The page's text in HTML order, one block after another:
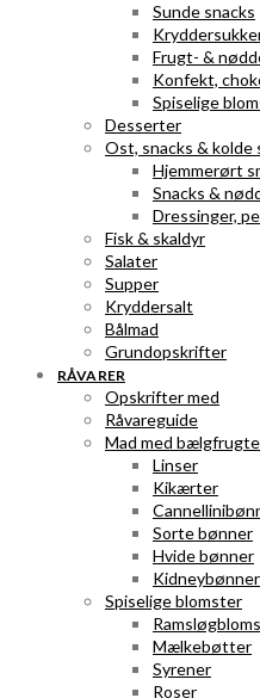
Sunde snacks
Frugt- &
Konfekt,
Spiselige
Desserter
Ost, snacks & kolde
Hjemmerørt
Snacks &
Dressinger,
Fisk & skaldyr
Salater
Supper
Kryddersalt
Bålmad
Grundopskrifter
RÅVARER
Opskrifter med
Råvareguide
Mad med
Linser
Kikærter
Sorte bønner
Hvide bønner
Kidneybønner
Spiselige blomster
Mælkebøtter
Syrener
Roser